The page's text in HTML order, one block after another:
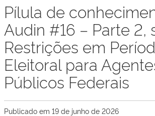
Pílula de
Audin #16 – Parte 2,
Restrições em
Eleitoral para
Públicos Federais
Publicado em 19 de junho de 2026